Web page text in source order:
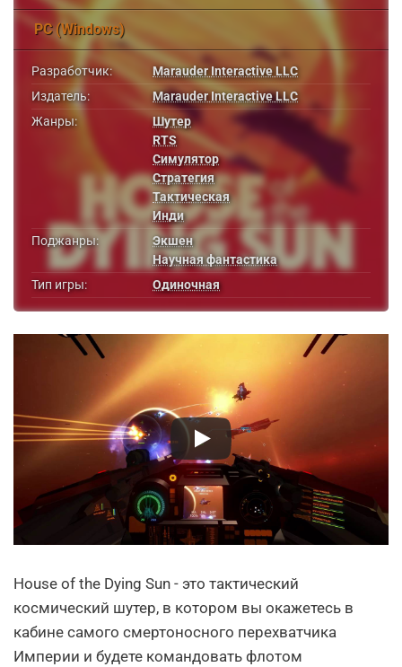
PC (Windows)
Разработчик:
Marauder Interactive LLC
Издатель:
Marauder Interactive LLC
Жанры:
Шутер
RTS
Симулятор
Стратегия
Тактическая
Инди
Поджанры:
Экшен
Научная фантастика
Тип игры:
Одиночная
House of the Dying Sun - это тактический
космический шутер, в котором вы окажетесь в
кабине самого смертоносного перехватчика
Империи и будете командовать флотом